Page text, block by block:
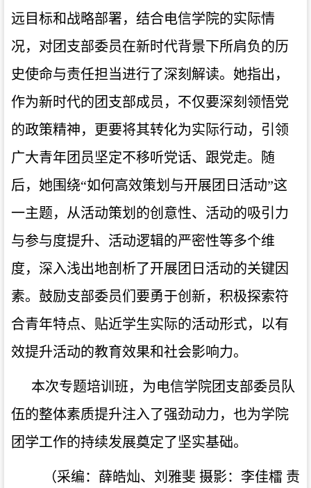
远目标和战略部署，结合电信学院的实际情
况，对团支部委员在新时代背景下所肩负的历
史使命与责任担当进行了深刻解读。她指出，
作为新时代的 团支部成员 ，不仅要深刻领悟党
的政策精神，更要将其转化为实际行动，引领
广大青年团员坚定不移听党话、跟党走。
随
后，她围绕“如何高效策划与开展团日活动”这
一主题，从活动策划的创意性、活动的吸引力
与参与度提升、活动逻辑的严密性等多个维
度，深入浅出地剖析了开展团日活动的关键因
素。鼓励支部委员们要勇于创新，积极探索符
合青年特点、贴近学生实际的活动形式，以有
效提升活动的教育效果和社会影响力。
本次专题培训班，为电信学院团支部委员 队
伍的整体素质提升注入了强劲动力，也为学院
团学工作的持续发展奠定了坚实基础。
（采编：薛皓灿、 刘雅斐 摄影：李佳檑 责